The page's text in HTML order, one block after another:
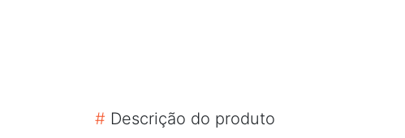
# Descrição do produto